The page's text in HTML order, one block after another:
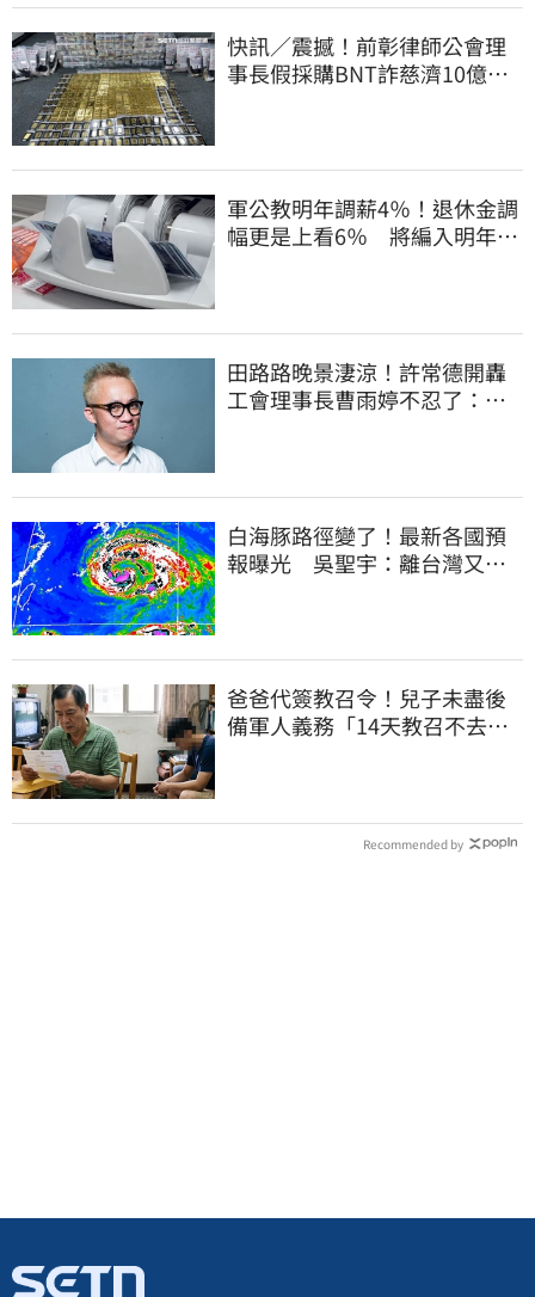
快訊／震撼！前彰律師公會理
事長假採購BNT詐慈濟10億、
軍公教明年調薪4％！退休金調
幅更是上看6％ 將編入明年度
田路路晚景淒涼！許常德開轟
工會理事長曹雨婷不忍了：別
白海豚路徑變了！最新各國預
報曝光 吳聖宇：離台灣又更
爸爸代簽教召令！兒子未盡後
備軍人義務「14天教召不去」
Recommended by